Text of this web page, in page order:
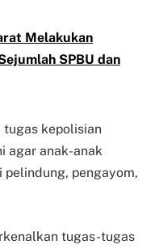
Melakukan
SPBU dan
tugas kepolisian
agar anak-anak
pelindung, pengayom,
tugas-tugas